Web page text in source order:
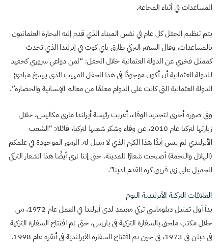
المساعدات في أثناء المجاعة.
يتم تنظيم الحفل كل عام في نفس الميناء الذي قدم إليه البحارة العثمانيون
بالمساعدات، وقال السفير التركي طارق باي كوت في إيرلندا الذي تحدث
كممثل فخري عن الدولة العثمانية خلال الحفل: “لمن دواعي سروري كحفيد
للدولة العثمانية أن أكون موجودًا في هذا الحفل المهيب الذي يرسخ مبادئ
الدولة العثمانية التي كانت على الدوام معلمًا من معالم الإنسانية والحضارة”.
وفي صورة أخرى لتجديد الوفاء، أعربت رئيسة أيرلندا ماري مكاليس، خلال
زيارتها لتركيا عام 2010، عن وفاء وشكر شعبها لتركيا، قائلة: “الشعب
الأيرلندي لم ينس أبدًا هذا الكرم الذي لا مثيل له. الرموز الموجودة في علمكم
(الهلال والنجمة) أصبحت شعارًا للمدينة. حتى إننا نرى أيضًا هذا الشعار التركي
الجميل على زي فريق كرة القدم لدينا”.
العلاقات التركية الأيرلندية اليوم
بدأ أول تمثيل دبلوماسي تركي معتمد لدى أيرلندا في العمل عام 1972، من
خلال مكتب ملحق بالسفارة التركية في باريس، حتى تم افتتاح السفارة التركية
في دبلن في 1973، في حين تم افتتاح السفارة الأيرلندية في أنقرة عام 1998.